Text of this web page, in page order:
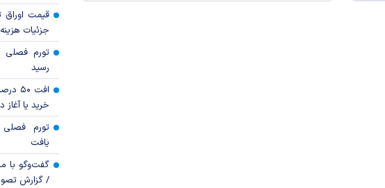
قیمت
جزئیات
رسید
افت
خرید یا آغاز
تورم
یافت
گفت‌وگو با
/ گزارش